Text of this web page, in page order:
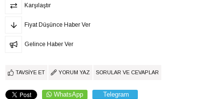
Karşılaştır
Fiyat Düşünce Haber Ver
Gelince Haber Ver
TAVSIYE ET YORUM YAZ SORULAR VE CEVAPLAR
WhatsApp Telegram